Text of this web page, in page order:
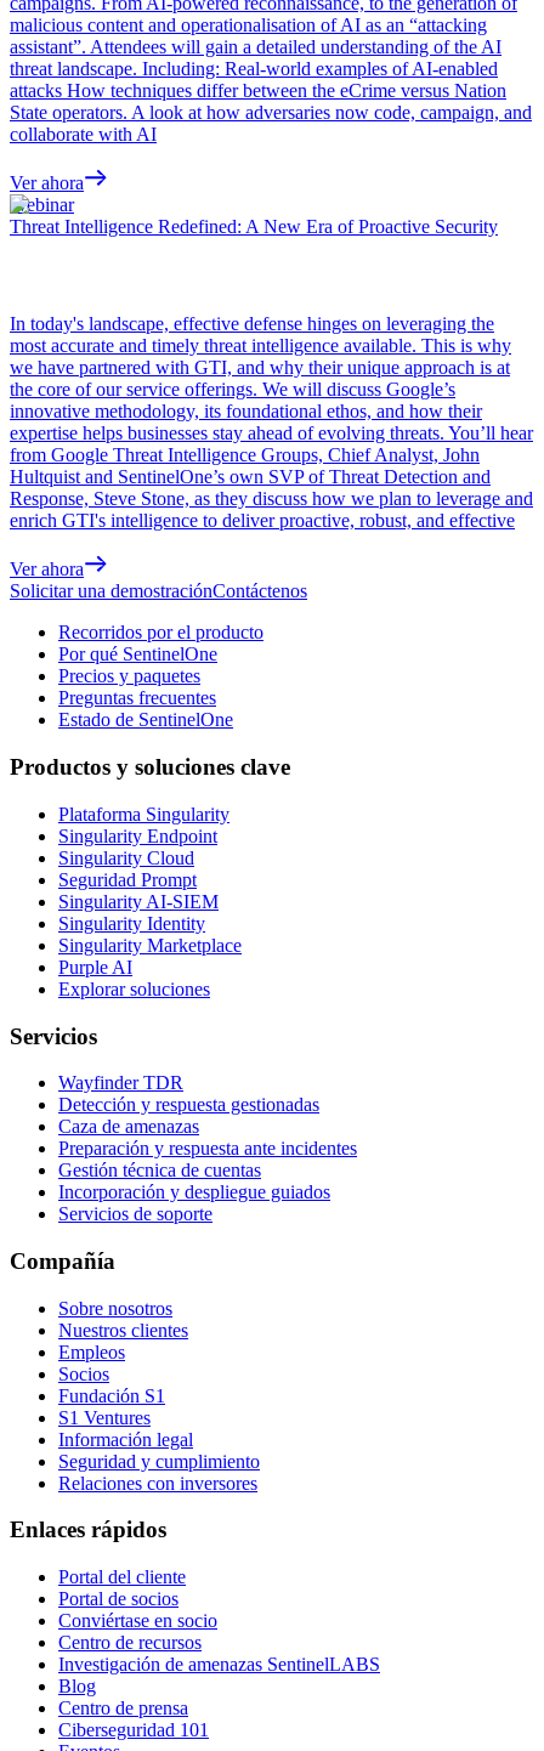
malicious content and operationalisation of AI as an “attacking
assistant”. Attendees will gain a detailed understanding of the AI
threat landscape. Including: Real-world examples of AI-enabled
attacks How techniques differ between the eCrime versus Nation
State operators. A look at how adversaries now code, campaign, and
collaborate with AI
Ver ahora
Webinar
Threat Intelligence Redefined: A New Era of Proactive Security
In today's landscape, effective defense hinges on leveraging the
most accurate and timely threat intelligence available. This is why
we have partnered with GTI, and why their unique approach is at
the core of our service offerings. We will discuss Google’s
innovative methodology, its foundational ethos, and how their
expertise helps businesses stay ahead of evolving threats. You’ll hear
from Google Threat Intelligence Groups, Chief Analyst, John
Hultquist and SentinelOne’s own SVP of Threat Detection and
Response, Steve Stone, as they discuss how we plan to leverage and
enrich GTI's intelligence to deliver proactive, robust, and effective
Ver ahora
Solicitar una demostraciónContáctenos
Recorridos por el producto
Por qué SentinelOne
Precios y paquetes
Preguntas frecuentes
Estado de SentinelOne
Productos y soluciones clave
Plataforma Singularity
Singularity Endpoint
Singularity Cloud
Seguridad Prompt
Singularity AI-SIEM
Singularity Identity
Singularity Marketplace
Purple AI
Explorar soluciones
Servicios
Wayfinder TDR
Detección y respuesta gestionadas
Caza de amenazas
Preparación y respuesta ante incidentes
Gestión técnica de cuentas
Incorporación y despliegue guiados
Servicios de soporte
Compañía
Sobre nosotros
Nuestros clientes
Empleos
Socios
Fundación S1
S1 Ventures
Información legal
Seguridad y cumplimiento
Relaciones con inversores
Enlaces rápidos
Portal del cliente
Portal de socios
Conviértase en socio
Centro de recursos
Investigación de amenazas SentinelLABS
Blog
Centro de prensa
Ciberseguridad 101